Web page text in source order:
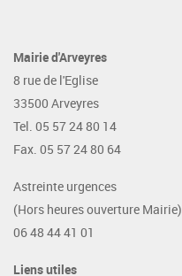
Mairie d'Arveyres
8 rue de l'Eglise
33500 Arveyres
Tel. 05 57 24 80 14
Fax. 05 57 24 80 64
Astreinte urgences
(Hors heures ouverture Mairie)
06 48 44 41 01
Liens utiles